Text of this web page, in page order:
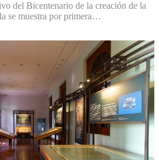
del Bicentenario de la creación de la
se muestra por primera…